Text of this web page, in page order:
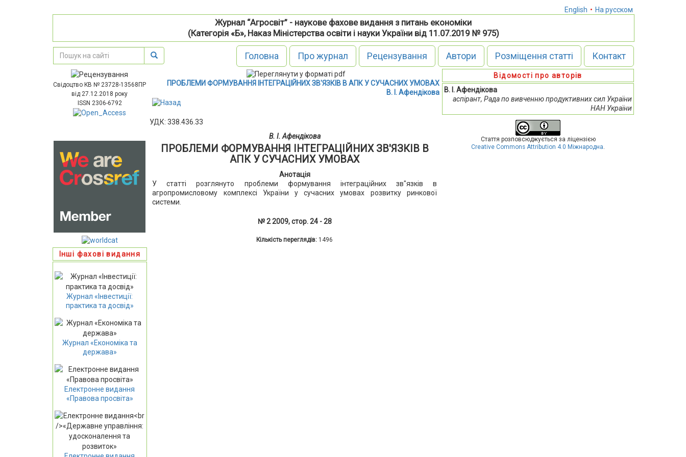
English • На русском
Журнал “Агросвіт” - наукове фахове видання з питань економіки
(Категорія «Б», Наказ Міністерства освіти і науки України від 11.07.2019 № 975)
Головна Про журнал Рецензування Автори Розміщення статті Контакт
Свідоцтво КВ № 23728-13568ПР
від 27.12.2018 року
ISSN 2306-6792
Інші фахові видання
Журнал «Інвестиції:
практика та досвід»
Журнал «Економіка та
держава»
Електронне видання
«Правова просвіта»
ПРОБЛЕМИ ФОРМУВАННЯ ІНТЕГРАЦІЙНИХ ЗВ'ЯЗКІВ В АПК У СУЧАСНИХ УМОВАХ
В. І. Афендікова
УДК: 338.436.33
В. І. Афендікова
ПРОБЛЕМИ ФОРМУВАННЯ ІНТЕГРАЦІЙНИХ ЗВ'ЯЗКІВ В
АПК У СУЧАСНИХ УМОВАХ
Анотація
У статті розглянуто проблеми формування інтеграційних зв"язків в
агропромисловому комплексі України у сучасних умовах розвитку ринкової
системи.
№ 2 2009, стор. 24 - 28
Кількість переглядів: 1496
Відомості про авторів
В. І. Афендікова
аспірант, Рада по вивченню продуктивних сил України
НАН України
Стаття розповсюджується за ліцензією
Creative Commons Attribution 4.0 Міжнародна.